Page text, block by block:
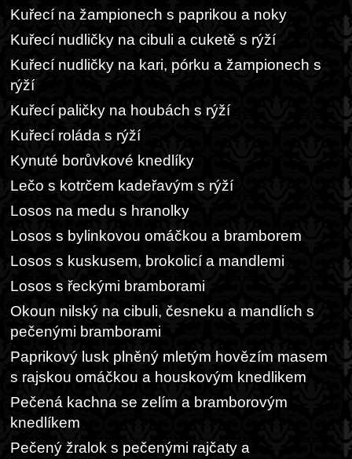
Kuřecí na žampionech s paprikou a noky
Kuřecí nudličky na cibuli a cuketě s rýží
Kuřecí nudličky na kari, pórku a žampionech s
rýží
Kuřecí paličky na houbách s rýží
Kuřecí roláda s rýží
Kynuté borůvkové knedlíky
Lečo s kotrčem kadeřavým s rýží
Losos na medu s hranolky
Losos s bylinkovou omáčkou a bramborem
Losos s kuskusem, brokolicí a mandlemi
Losos s řeckými bramborami
Okoun nilský na cibuli, česneku a mandlích s
pečenými bramborami
Paprikový lusk plněný mletým hovězím masem
s rajskou omáčkou a houskovým knedlikem
Pečená kachna se zelím a bramborovým
knedlíkem
Pečený žralok s pečenými rajčaty a